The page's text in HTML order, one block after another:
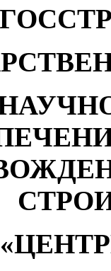
«ЦЕНТ